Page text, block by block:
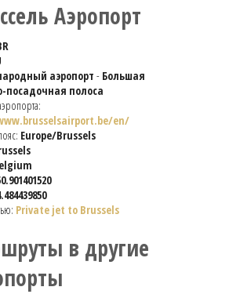
Аэропорт
аэропорт - Большая
посадочная полоса
en/
Europe/Brussels
Private jet to Brussels
в другие